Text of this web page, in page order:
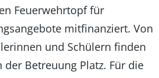
Feuerwehrtopf für
mitfinanziert. Von
und Schülern finden
der Betreuung Platz. Für die